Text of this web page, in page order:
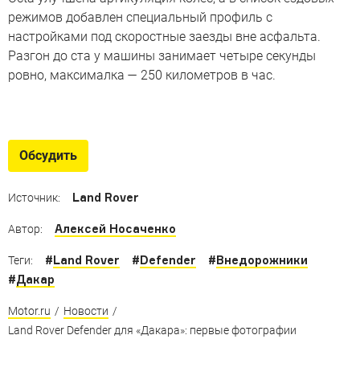
режимов добавлен специальный профиль с
настройками под скоростные заезды вне асфальта.
Разгон до ста у машины занимает четыре секунды
ровно, максималка — 250 километров в час.
В мире по-прежнему производятся рамные
«динозавры» с серьезными возможностями
Обсудить
Источник: Land Rover
Автор: Алексей Носаченко
Теги: #Land Rover #Defender #Внедорожники
#Дакар
Motor.ru / Новости /
Land Rover Defender для «Дакара»: первые фотографии